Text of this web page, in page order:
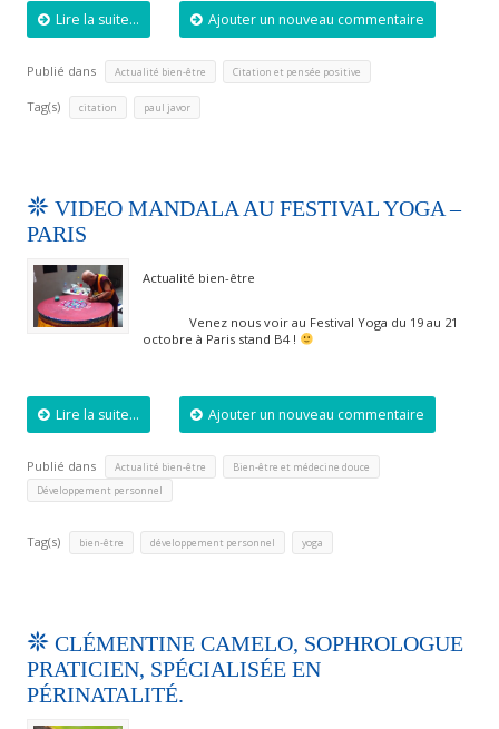
Lire la suite... Ajouter un nouveau commentaire
Publié dans Actualité bien-être Citation et pensée positive
Tag(s) citation paul javor
VIDEO MANDALA AU FESTIVAL YOGA –
PARIS
Actualité bien-être
Venez nous voir au Festival Yoga du 19 au 21
octobre à Paris stand B4 !
Lire la suite... Ajouter un nouveau commentaire
Publié dans Actualité bien-être Bien-être et médecine douce
Développement personnel
Tag(s) bien-être développement personnel yoga
CLÉMENTINE CAMELO, SOPHROLOGUE
PRATICIEN, SPÉCIALISÉE EN
PÉRINATALITÉ.